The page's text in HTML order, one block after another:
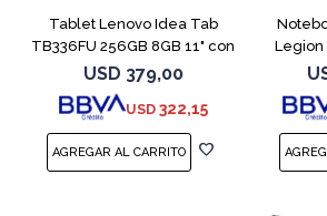
Tablet Lenovo Idea Tab
TB336FU 256GB 8GB 11" con
Pen + Funda
USD 379,00
USD 322,15
Legion